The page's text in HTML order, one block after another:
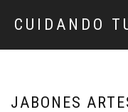
CUIDANDO
JABONES